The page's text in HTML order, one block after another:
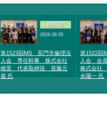
柳井市
2026.08.05
第1523回MS 長門市倫理法
人会 専任幹事 株式会社
維里 代表取締役 首藤元
嘉 氏
第1522回
人会 会
株式会社
永陽一 氏